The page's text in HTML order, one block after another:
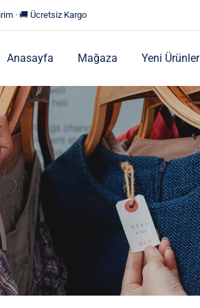
· 🚚 Ücretsiz Kargo
Anasayfa Mağaza Yeni Ürünler